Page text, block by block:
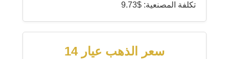
تكلفة المصنعية: $9.73
سعر الذهب عيار 14